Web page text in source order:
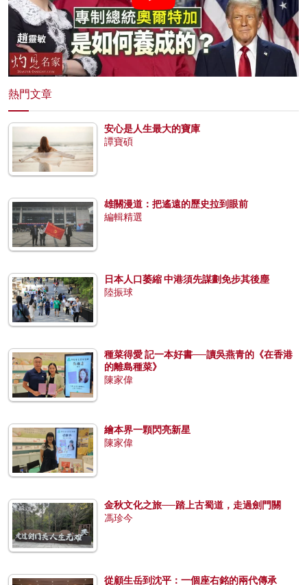
熱門文章
安心是人生最大的寶庫
譚寶碩
雄關漫道：把遙遠的歷史拉到眼前
編輯精選
日本人口萎縮 中港須先謀劃免步其後塵
陸振球
種菜得愛 記一本好書──讀吳燕青的《在香港
的離島種菜》
陳家偉
繪本界一顆閃亮新星
陳家偉
金秋文化之旅──踏上古蜀道，走過劍門關
馮珍今
從顧生岳到沈平：一個座右銘的兩代傳承